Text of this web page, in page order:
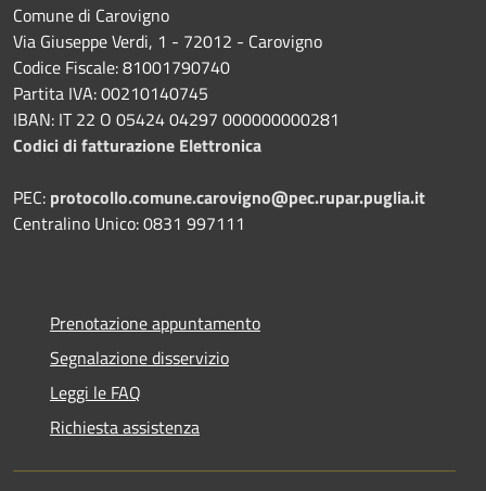
Comune di Carovigno
Via Giuseppe Verdi, 1 - 72012 - Carovigno
Codice Fiscale: 81001790740
Partita IVA: 00210140745
IBAN: IT 22 O 05424 04297 000000000281
Codici di fatturazione Elettronica
PEC: protocollo.comune.carovigno@pec.rupar.puglia.it
Centralino Unico: 0831 997111
Prenotazione appuntamento
Segnalazione disservizio
Leggi le FAQ
Richiesta assistenza